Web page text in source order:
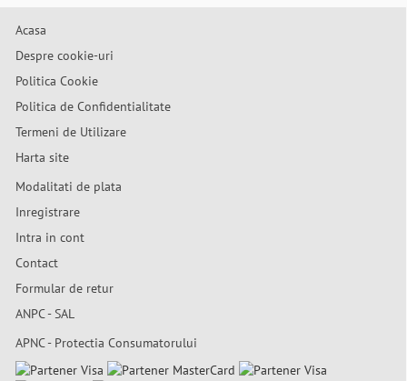
Acasa
Despre cookie-uri
Politica Cookie
Politica de Confidentialitate
Termeni de Utilizare
Harta site
Modalitati de plata
Inregistrare
Intra in cont
Contact
Formular de retur
ANPC - SAL
APNC - Protectia Consumatorului